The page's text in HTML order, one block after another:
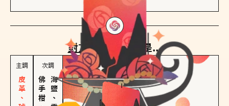
對方的主調蠟燭是...
主調 次調